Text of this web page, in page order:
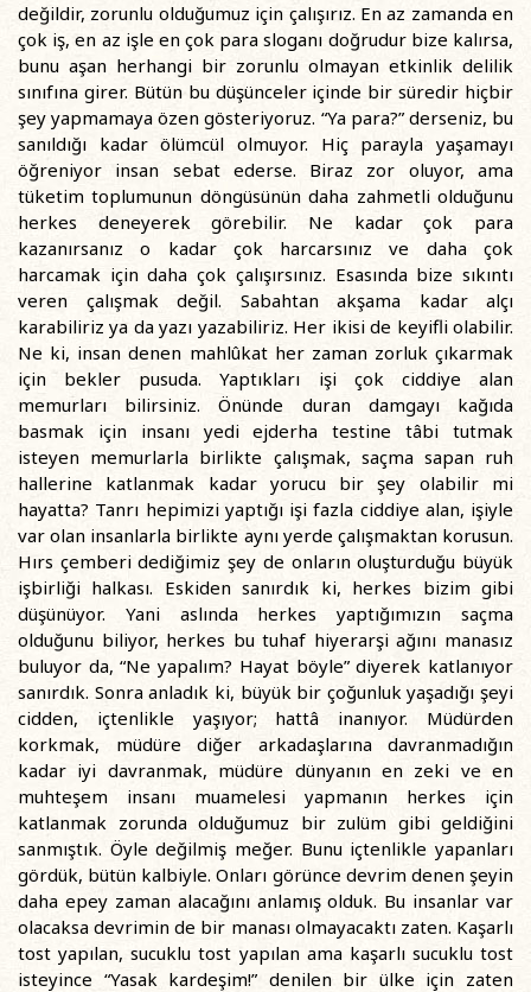
değildir, zorunlu olduğumuz için çalışırız. En az zamanda en
çok iş, en az işle en çok para sloganı doğrudur bize kalırsa,
bunu aşan herhangi bir zorunlu olmayan etkinlik delilik
sınıfına girer. Bütün bu düşünceler içinde bir süredir hiçbir
şey yapmamaya özen gösteriyoruz. “Ya para?” derseniz, bu
sanıldığı kadar ölümcül olmuyor. Hiç parayla yaşamayı
öğreniyor insan sebat ederse. Biraz zor oluyor, ama
tüketim toplumunun döngüsünün daha zahmetli olduğunu
herkes deneyerek görebilir. Ne kadar çok para
kazanırsanız o kadar çok harcarsınız ve daha çok
harcamak için daha çok çalışırsınız. Esasında bize sıkıntı
veren çalışmak değil. Sabahtan akşama kadar alçı
karabiliriz ya da yazı yazabiliriz. Her ikisi de keyifli olabilir.
Ne ki, insan denen mahlûkat her zaman zorluk çıkarmak
için bekler pusuda. Yaptıkları işi çok ciddiye alan
memurları bilirsiniz. Önünde duran damgayı kağıda
basmak için insanı yedi ejderha testine tâbi tutmak
isteyen memurlarla birlikte çalışmak, saçma sapan ruh
hallerine katlanmak kadar yorucu bir şey olabilir mi
hayatta? Tanrı hepimizi yaptığı işi fazla ciddiye alan, işiyle
var olan insanlarla birlikte aynı yerde çalışmaktan korusun.
Hırs çemberi dediğimiz şey de onların oluşturduğu büyük
işbirliği halkası. Eskiden sanırdık ki, herkes bizim gibi
düşünüyor. Yani aslında herkes yaptığımızın saçma
olduğunu biliyor, herkes bu tuhaf hiyerarşi ağını manasız
buluyor da, “Ne yapalım? Hayat böyle” diyerek katlanıyor
sanırdık. Sonra anladık ki, büyük bir çoğunluk yaşadığı şeyi
cidden, içtenlikle yaşıyor; hattâ inanıyor. Müdürden
korkmak, müdüre diğer arkadaşlarına davranmadığın
kadar iyi davranmak, müdüre dünyanın en zeki ve en
muhteşem insanı muamelesi yapmanın herkes için
katlanmak zorunda olduğumuz bir zulüm gibi geldiğini
sanmıştık. Öyle değilmiş meğer. Bunu içtenlikle yapanları
gördük, bütün kalbiyle. Onları görünce devrim denen şeyin
daha epey zaman alacağını anlamış olduk. Bu insanlar var
olacaksa devrimin de bir manası olmayacaktı zaten. Kaşarlı
tost yapılan, sucuklu tost yapılan ama kaşarlı sucuklu tost
isteyince “Yasak kardeşim!” denilen bir ülke için zaten